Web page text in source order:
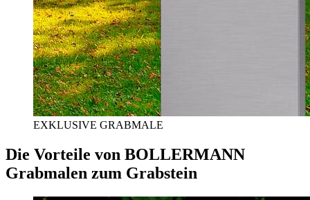
EXKLUSIVE GRABMALE
Die Vorteile von BOLLERMANN
Grabmalen zum Grabstein